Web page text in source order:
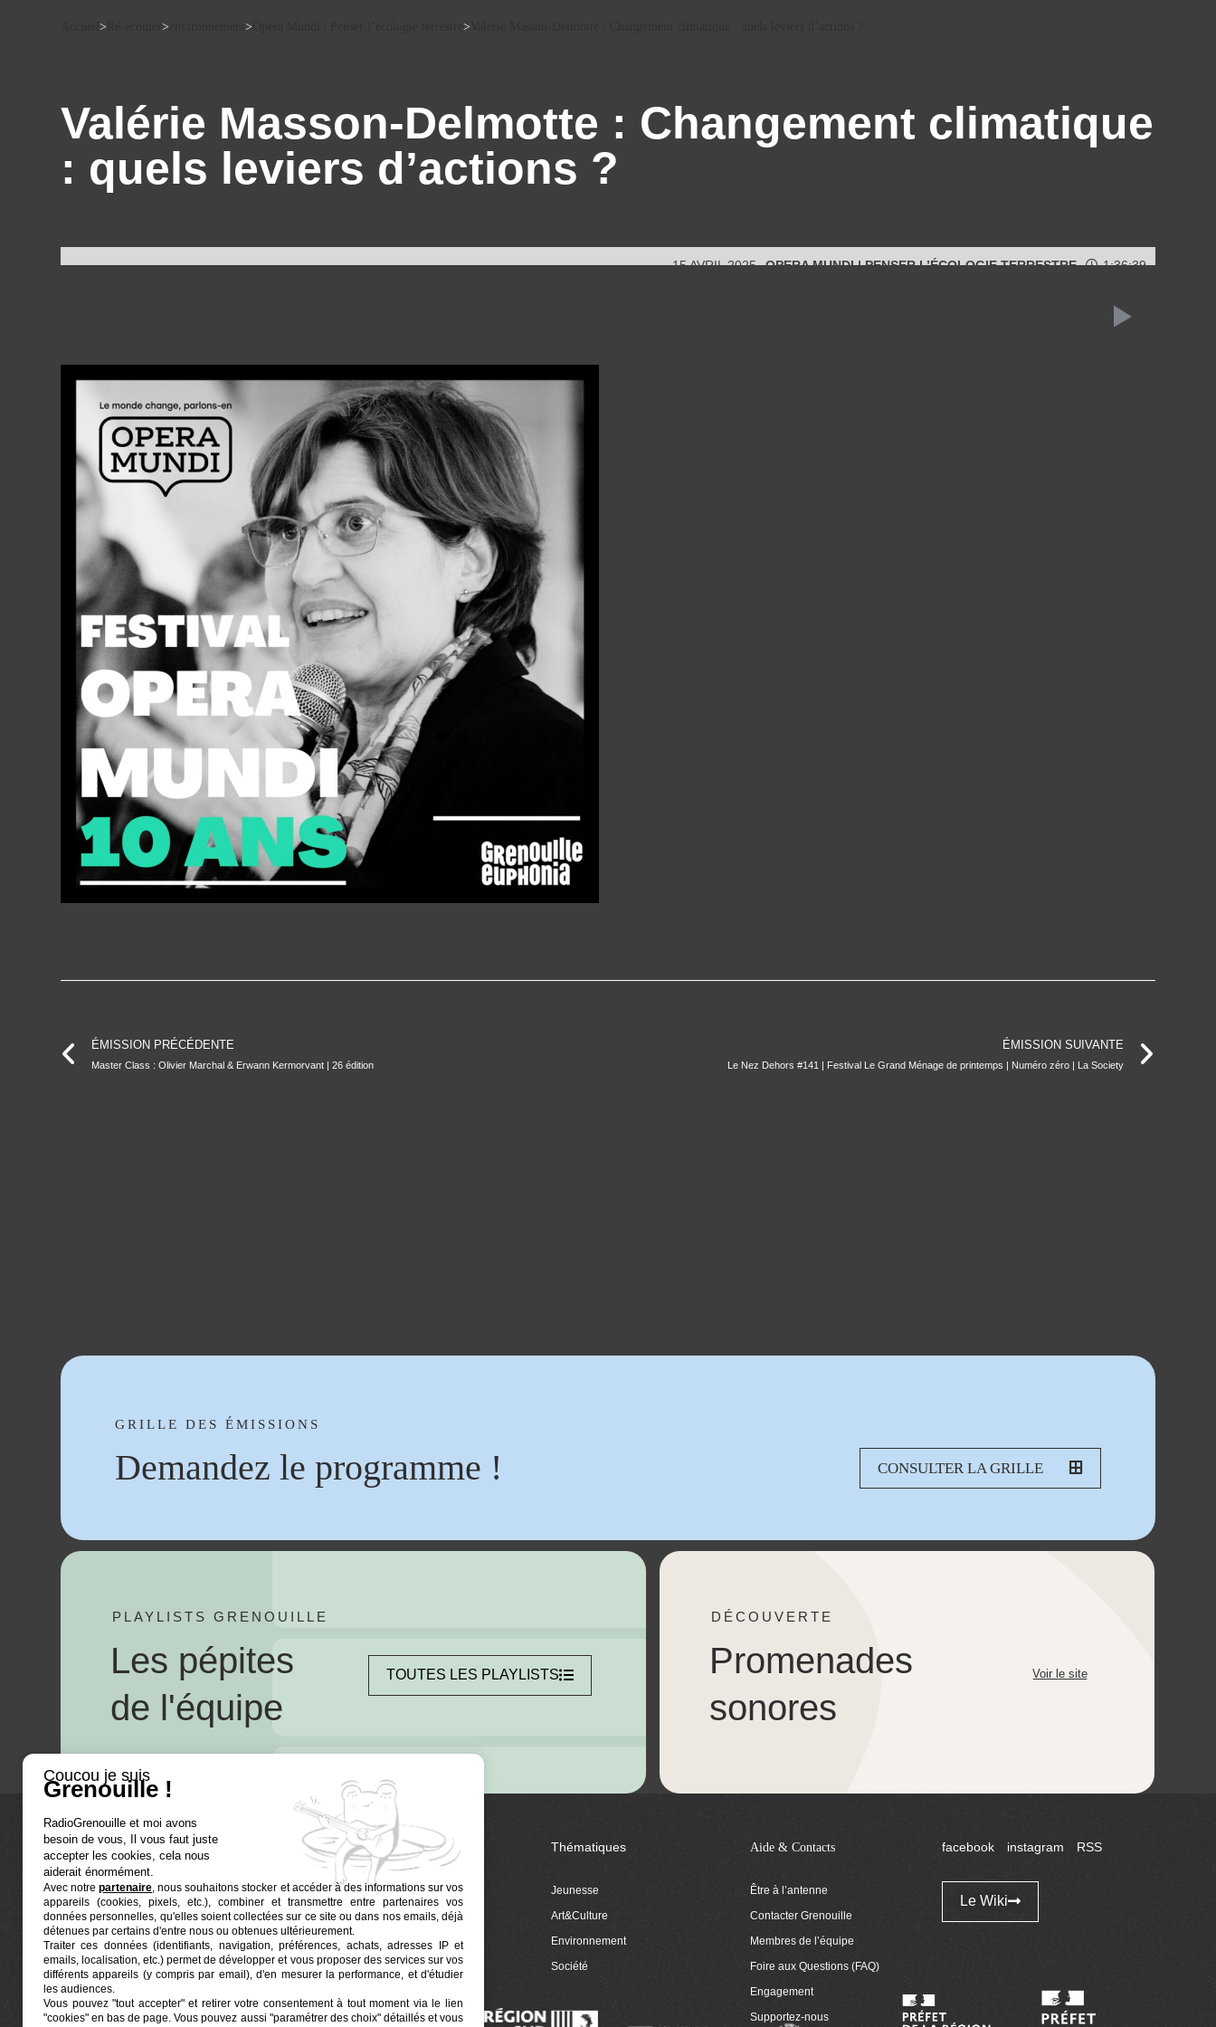
> > > >
Valérie Masson-Delmotte : Changement climatique
: quels leviers d’actions ?
15 AVRIL 2025 OPERA MUNDI | PENSER L’ÉCOLOGIE TERRESTRE 1:36:39
ÉMISSION PRÉCÉDENTE
Master Class : Olivier Marchal & Erwann Kermorvant | 26 édition
ÉMISSION SUIVANTE
Le Nez Dehors #141 | Festival Le Grand Ménage de printemps | Numéro zéro | La Society
GRILLE DES ÉMISSIONS
Demandez le programme ! CONSULTER LA GRILLE
PLAYLISTS GRENOUILLE
Les pépites
de l'équipe
TOUTES LES PLAYLISTS
DÉCOUVERTE
Promenades
sonores
Voir le site
Euphonia est le partenaire producteur de Radio
Grenouille, radio associative marseillaise.
Locaux situés à la Friche Belle de Mai
41, rue Jobin — 13003 Marseille
La radio
Ré-écouter
Actualités
Programmation
Grenouille Euphonia
Thématiques
Jeunesse
Art&Culture
Environnement
Société
Aide & Contacts
Être à l’antenne
Contacter Grenouille
Membres de l’équipe
Foire aux Questions (FAQ)
Engagement
Supportez-nous
facebook instagram RSS
Le Wiki
Coucou je suis
Grenouille !
RadioGrenouille et moi avons
besoin de vous, Il vous faut juste
accepter les cookies, cela nous
aiderait énormément.
Avec notrepartenaire, nous souhaitons stocker et accéder à des informations sur vos
appareils (cookies, pixels, etc.), combiner et transmettre entre partenaires vos
données personnelles, qu'elles soient collectées sur ce site ou dans nos emails, déjà
détenues par certains d'entre nous ou obtenues ultérieurement.
Traiter ces données (identifiants, navigation, préférences, achats, adresses IP et
emails, localisation, etc.) permet de développer et vous proposer des services sur vos
différents appareils (y compris par email), d'en mesurer la performance, et d'étudier
les audiences.
Vous pouvez "tout accepter" et retirer votre consentement à tout moment via le lien
"cookies" en bas de page. Vous pouvez aussi "paramétrer des choix" détaillés et vous